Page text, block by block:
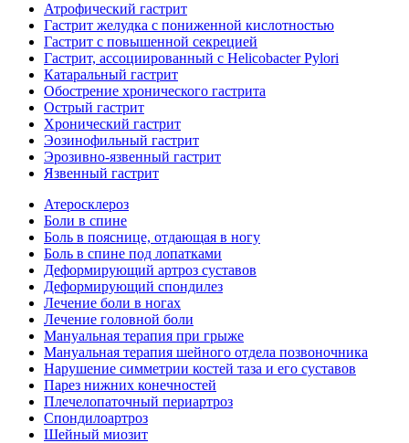
Атрофический гастрит
Гастрит желудка с пониженной кислотностью
Гастрит с повышенной секрецией
Гастрит, ассоциированный с Helicobacter Pylori
Катаральный гастрит
Обострение хронического гастрита
Острый гастрит
Хронический гастрит
Эозинофильный гастрит
Эрозивно-язвенный гастрит
Язвенный гастрит
Атеросклероз
Боли в спине
Боль в пояснице, отдающая в ногу
Боль в спине под лопатками
Деформирующий артроз суставов
Деформирующий спондилез
Лечение боли в ногах
Лечение головной боли
Мануальная терапия при грыже
Мануальная терапия шейного отдела позвоночника
Нарушение симметрии костей таза и его суставов
Парез нижних конечностей
Плечелопаточный периартроз
Спондилоартроз
Шейный миозит